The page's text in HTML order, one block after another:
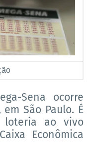
Sena ocorre
São Paulo. É
loteria ao vivo
Econômica